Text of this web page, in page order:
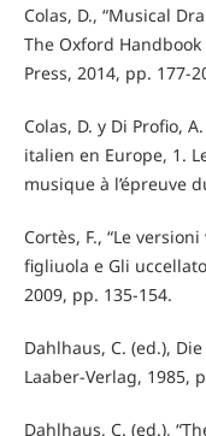
Colas, D., “Musical
The Oxford
Press, 2014, pp. 177-
Colas, D. y Di Profio,
italien en Europe, 1.
musique à l’épreuve
Cortès, F., “Le
figliuola e Gli
2009, pp. 135-154.
Dahlhaus, C. (ed.),
Laaber-Verlag, 1985,
Dahlhaus, C. (ed.),